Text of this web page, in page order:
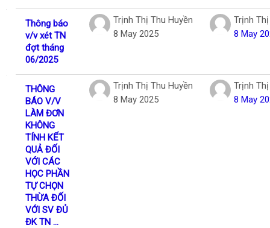
Thông báo
v/v xét TN
đợt tháng
06/2025
Trịnh Thị Thu Huyền
8 May 2025
Trịnh
8 May
THÔNG
BÁO V/V
LÀM ĐƠN
KHÔNG
TÍNH KẾT
QUẢ ĐỐI
VỚI CÁC
HỌC PHẦN
TỰ CHỌN
THỪA ĐỐI
VỚI SV ĐỦ
ĐK TN ...
Trịnh Thị Thu Huyền
8 May 2025
Trịnh
8 May